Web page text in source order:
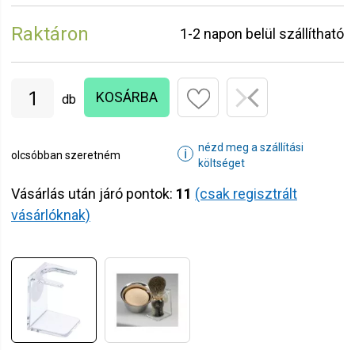
Raktáron 1-2 napon belül szállítható
db KOSÁRBA
olcsóbban szeretném ℹ
nézd meg a szállítási
költséget
Vásárlás után járó pontok: 11 (csak regisztrált
vásárlóknak)